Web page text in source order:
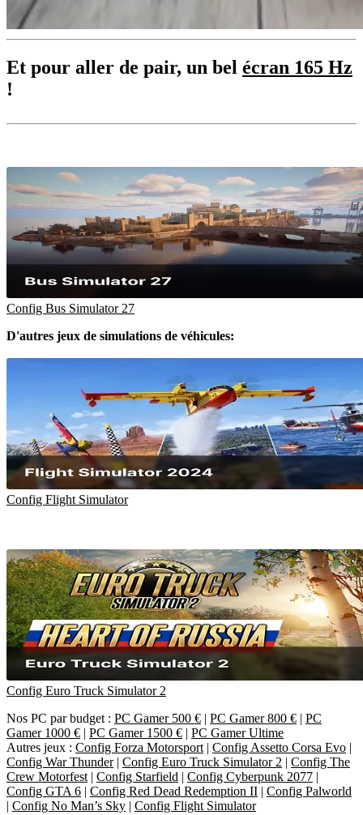
Et pour aller de pair, un bel écran 165 Hz
!
Config Bus Simulator 27
D'autres jeux de simulations de véhicules:
Config Flight Simulator
Config Euro Truck Simulator 2
Nos PC par budget : PC Gamer 500 € | PC Gamer 800 € | PC
Gamer 1000 € | PC Gamer 1500 € | PC Gamer Ultime
Autres jeux : Config Forza Motorsport | Config Assetto Corsa Evo |
Config War Thunder| Config Euro Truck Simulator 2 | Config The
Crew Motorfest | Config Starfield | Config Cyberpunk 2077 |
Config GTA 6 | Config Red Dead Redemption II | Config Palworld
| Config No Man’s Sky | Config Flight Simulator